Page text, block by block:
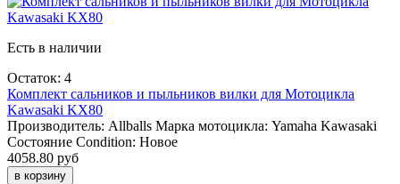
Есть в наличии
Остаток: 4
Комплект сальников и пыльников вилки для Мотоцикла
Kawasaki KX80
Производитель: Allballs Марка мотоцикла: Yamaha Kawasaki
Состояние Condition: Новое
4058.80 руб
в корзину